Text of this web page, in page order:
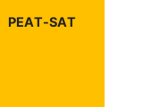
PEAT-SAT